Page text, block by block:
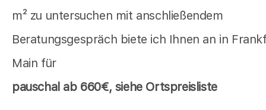
m² zu untersuchen mit anschließendem
Beratungsgespräch biete ich Ihnen an in
Main für
pauschal ab 660€, siehe Ortspreisliste